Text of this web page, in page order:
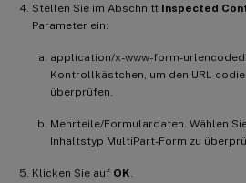
Stellen Sie im Abschnitt Inspected
Parameter ein:
application/x-www-form-
Kontrollkästchen, um den URL-
überprüfen.
Mehrteile/Formulardaten. Wählen
Inhaltstyp MultiPart-Form zu
Klicken Sie auf OK